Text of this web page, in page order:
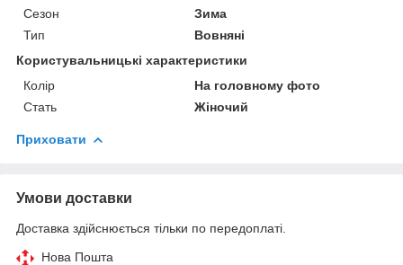
Сезон
Зима
Тип
Вовняні
Користувальницькі характеристики
Колір
На головному фото
Стать
Жіночий
Приховати
Умови доставки
Доставка здійснюється тільки по передоплаті.
Нова Пошта